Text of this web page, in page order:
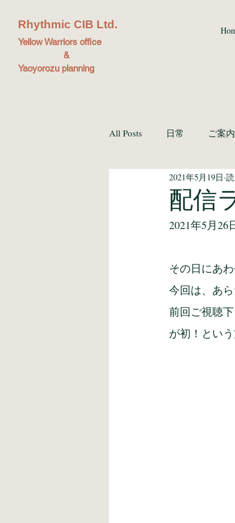
Rhythmic CIB Ltd.
Yellow Warriors office
&
Yaoyorozu planning
All Posts 日常 ご案内
ブッキング
配信
2021年5月19日
2021年5月26
その日にあ
今回は、あ
前回ご視聴
が初！とい